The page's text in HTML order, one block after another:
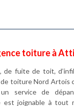
toiture à
de fuite de toit,
de toiture Nord Artois
service de
est joignable à tout